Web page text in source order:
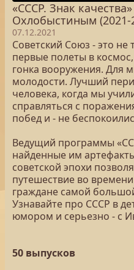
«СССР. Знак
Охлобыстиным (2021-
07.12.2021
Советский Союз - это не
первые полеты в
гонка вооружения. Для
молодости. Лучший
человека, когда мы
справляться с
побед и - не
Ведущий программы
найденные им
советской эпохи
путешествие во
граждане самой
Узнавайте про СССР в
юмором и серьезно - с
50 выпусков